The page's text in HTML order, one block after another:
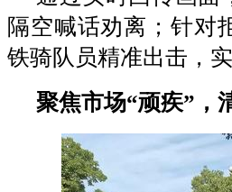
隔空喊话劝离；针对
铁骑队员精准出击，
聚焦市场“顽疾”，